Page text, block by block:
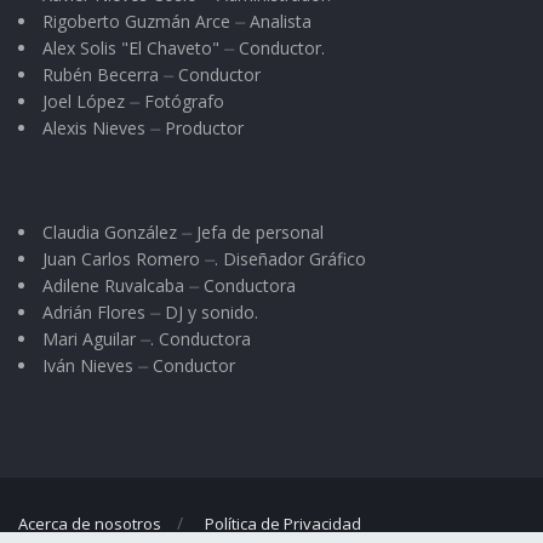
Es grave que se impongan las
cuarentenas por razones políticas y se
levanten por razones económicas, y no
de salud.
cosa que una muestra. Cuando se habla de
cepas es porque hay una manipulación en
condiciones óptimas: un laboratorio, un
instrumental etc. La secuencia de este virus
resultó bien particular: la cepa primero “brinca”
aproximadamente vuelve a mutar en un nuevo
Rigoberto Guzmán Arce ⏤ Analista
Alex Solis "El Chaveto" ⏤ Conductor.
Rubén Becerra ⏤ Conductor
Joel López ⏤ Fotógrafo
Alexis Nieves ⏤ Productor
Claudia González ⏤ Jefa de personal
Juan Carlos Romero ⏤. Diseñador Gráfico
Adilene Ruvalcaba ⏤ Conductora
Adrián Flores ⏤ DJ y sonido.
Mari Aguilar ⏤. Conductora
Iván Nieves ⏤ Conductor
Acerca de nosotros Política de Privacidad